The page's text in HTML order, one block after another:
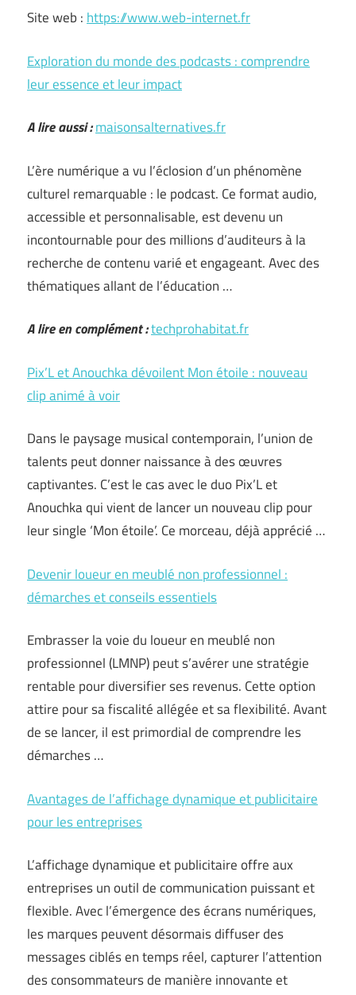
Site web : https://www.web-internet.fr
Exploration du monde des podcasts : comprendre
leur essence et leur impact
A lire aussi :maisonsalternatives.fr
L’ère numérique a vu l’éclosion d’un phénomène
culturel remarquable : le podcast. Ce format audio,
accessible et personnalisable, est devenu un
incontournable pour des millions d’auditeurs à la
recherche de contenu varié et engageant. Avec des
thématiques allant de l’éducation …
A lire en complément :techprohabitat.fr
Pix’L et Anouchka dévoilent Mon étoile : nouveau
clip animé à voir
Dans le paysage musical contemporain, l’union de
talents peut donner naissance à des œuvres
captivantes. C’est le cas avec le duo Pix’L et
Anouchka qui vient de lancer un nouveau clip pour
leur single ‘Mon étoile’. Ce morceau, déjà apprécié …
Devenir loueur en meublé non professionnel :
démarches et conseils essentiels
Embrasser la voie du loueur en meublé non
professionnel (LMNP) peut s’avérer une stratégie
rentable pour diversifier ses revenus. Cette option
attire pour sa fiscalité allégée et sa flexibilité. Avant
de se lancer, il est primordial de comprendre les
démarches …
Avantages de l’affichage dynamique et publicitaire
pour les entreprises
L’affichage dynamique et publicitaire offre aux
entreprises un outil de communication puissant et
flexible. Avec l’émergence des écrans numériques,
les marques peuvent désormais diffuser des
messages ciblés en temps réel, capturer l’attention
des consommateurs de manière innovante et